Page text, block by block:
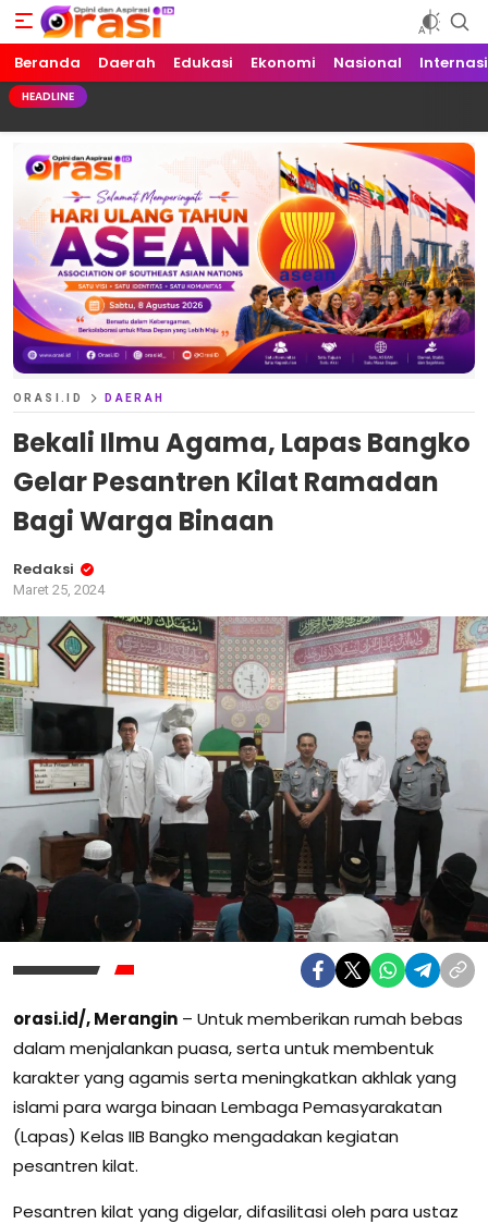
Orasi.ID
Opini dan Aspirasi!
Beranda Daerah Edukasi Ekonomi Nasional
HEADLINE
ORASI.ID DAERAH
Bekali Ilmu Agama, Lapas Bangko
Gelar Pesantren Kilat Ramadan
Bagi Warga Binaan
Redaksi
Maret 25, 2024
orasi.id/, Merangin – Untuk memberikan rumah bebas
dalam menjalankan puasa, serta untuk membentuk
karakter yang agamis serta meningkatkan akhlak yang
islami para warga binaan Lembaga Pemasyarakatan
(Lapas) Kelas IIB Bangko mengadakan kegiatan
pesantren kilat.
Pesantren kilat yang digelar, difasilitasi oleh para ustaz